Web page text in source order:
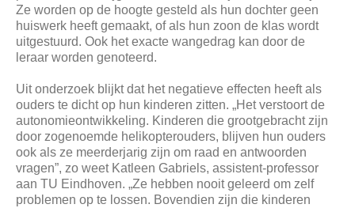
Ze worden op de hoogte gesteld als hun dochter geen
huiswerk heeft gemaakt, of als hun zoon de klas wordt
uitgestuurd. Ook het exacte wangedrag kan door de
leraar worden genoteerd.
Uit onderzoek blijkt dat het negatieve effecten heeft als
ouders te dicht op hun kinderen zitten. „Het verstoort de
autonomieontwikkeling. Kinderen die grootgebracht zijn
door zogenoemde helikopterouders, blijven hun ouders
ook als ze meerderjarig zijn om raad en antwoorden
vragen”, zo weet Katleen Gabriels, assistent-professor
aan TU Eindhoven. „Ze hebben nooit geleerd om zelf
problemen op te lossen. Bovendien zijn die kinderen